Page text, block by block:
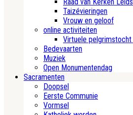
Raad van Kerken
Taizévieringen
Vrouw en geloof
online activiteiten
Virtuele pelgrimstocht
Bedevaarten
Muziek
Open Monumentendag
Sacramenten
Doopsel
Eerste Communie
Vormsel